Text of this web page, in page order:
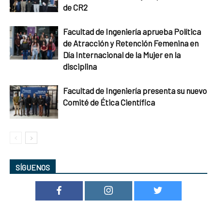
de CR2
Facultad de Ingeniería aprueba Política
de Atracción y Retención Femenina en
Día Internacional de la Mujer en la
disciplina
Facultad de Ingeniería presenta su nuevo
Comité de Ética Científica
SÍGUENOS